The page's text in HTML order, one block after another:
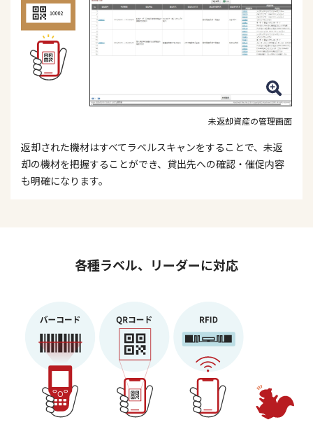
未返却資産の管理画面
返却された機材はすべてラベルスキャンをすることで、未返
却の機材を把握することができ、貸出先への確認・催促内容
も明確になります。
各種ラベル、リーダーに対応